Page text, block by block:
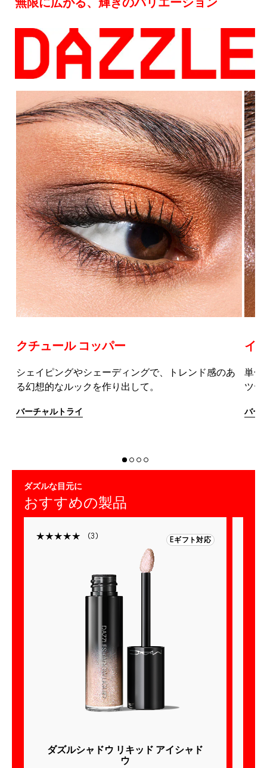
無限に広がる、輝きのバリエーション
クチュール コッパー
シェイピングやシェーディングで、トレンド感のあ
る幻想的なルックを作り出して。
バーチャルトライ
イ
単色
ツヤ
バー
ダズルな目元に
おすすめの製品
3 Eギフト対応
ダズルシャドウ リキッド アイシャド
ウ